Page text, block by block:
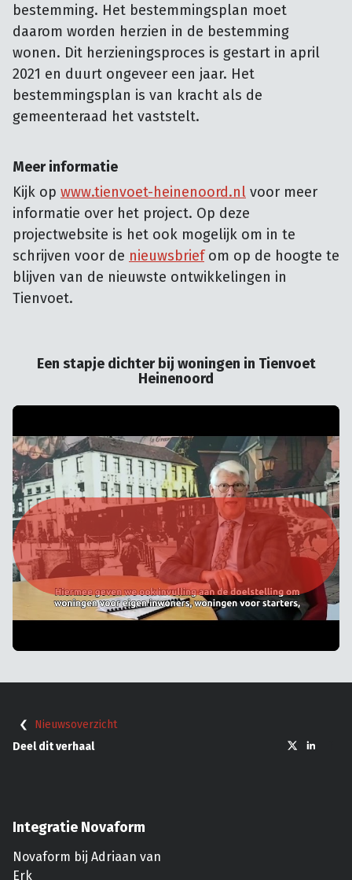
bestemming. Het bestemmingsplan moet
daarom worden herzien in de bestemming
wonen. Dit herzieningsproces is gestart in april
2021 en duurt ongeveer een jaar. Het
bestemmingsplan is van kracht als de
gemeenteraad het vaststelt.
Meer informatie
Kijk op www.tienvoet-heinenoord.nl voor meer
informatie over het project. Op deze
projectwebsite is het ook mogelijk om in te
schrijven voor de nieuwsbriefom op de hoogte te
blijven van de nieuwste ontwikkelingen in
Tienvoet.
Een stapje dichter bij woningen in Tienvoet
Heinenoord
Nieuwsoverzicht
Deel dit verhaal
Integratie Novaform
Novaform bij Adriaan van
Erk